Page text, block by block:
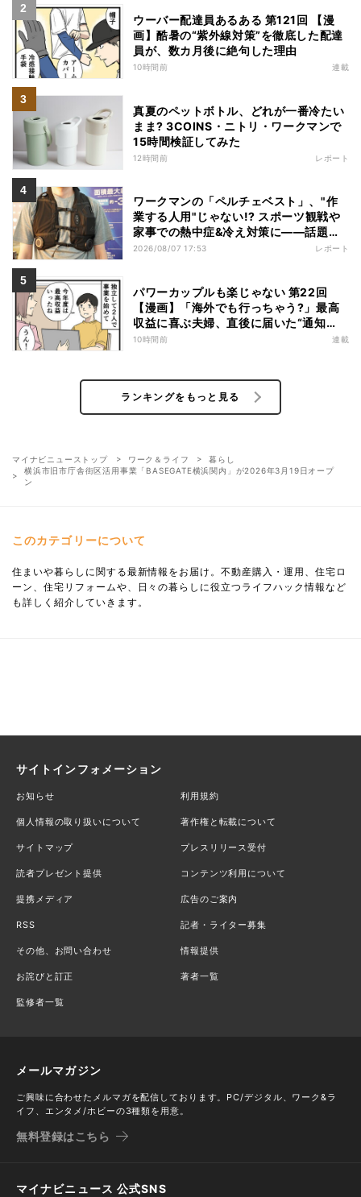
ウーバー配達員あるある 第121回 【漫
画】酷暑の“紫外線対策”を徹底した配達
員が、数カ月後に絶句した理由
10時間前 連載
真夏のペットボトル、どれが一番冷たい
まま? 3COINS・ニトリ・ワークマンで
15時間検証してみた
12時間前 レポート
ワークマンの「ペルチェベスト」、"作
業する人用"じゃない!? スポーツ観戦や
家事での熱中症&冷え対策に――話題の
商品を徹底検証
2026/08/07 17:53 レポート
パワーカップルも楽じゃない 第22回
【漫画】「海外でも行っちゃう?」最高
収益に喜ぶ夫婦、直後に届いた“通知
書”で現実に戻された
10時間前 連載
ランキングをもっと見る
マイナビニューストップ ワーク＆ライフ
暮らし
横浜市旧市庁舎街区活用事業「BASEGATE横浜関内」が2026年3月19日オープ
ン
このカテゴリーについて
住まいや暮らしに関する最新情報をお届け。不動産購入・運用、住宅ロ
ーン、住宅リフォームや、日々の暮らしに役立つライフハック情報など
も詳しく紹介していきます。
サイトインフォメーション
お知らせ 利用規約
個人情報の取り扱いについて 著作権と転載について
サイトマップ プレスリリース受付
読者プレゼント提供 コンテンツ利用について
提携メディア 広告のご案内
RSS 記者・ライター募集
その他、お問い合わせ 情報提供
お詫びと訂正 著者一覧
監修者一覧
メールマガジン
ご興味に合わせたメルマガを配信しております。PC/デジタル、ワーク&ラ
イフ、エンタメ/ホビーの3種類を用意。
無料登録はこちら
マイナビニュース 公式SNS